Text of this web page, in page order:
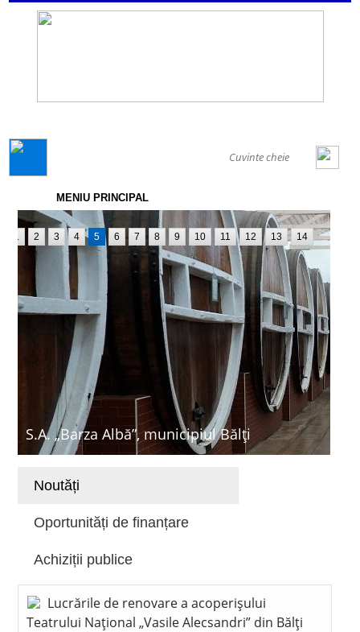
MENIU PRINCIPAL
S.A. „Barza Albă”, municipiul Bălți
1 2 3 4 5 6 7 8 9 10 11 12 13 14
Noutăți
Oportunități de finanțare
Achiziții publice
Lucrările de renovare a acoperișului
Teatrului Național „Vasile Alecsandri” din Bălți